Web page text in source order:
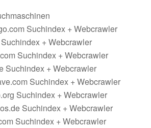
Suchindex + Webcrawler
+ Webcrawler
Suchindex + Webcrawler
Suchindex + Webcrawler
Suchindex + Webcrawler
Suchindex + Webcrawler
Suchindex + Webcrawler
Suchindex + Webcrawler